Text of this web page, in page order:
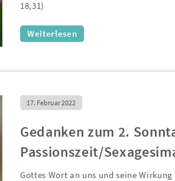
18,31)
Weiterlesen
17. Februar 2022
Gedanken zum 2.
Passionszeit/
Gottes Wort an uns und seine